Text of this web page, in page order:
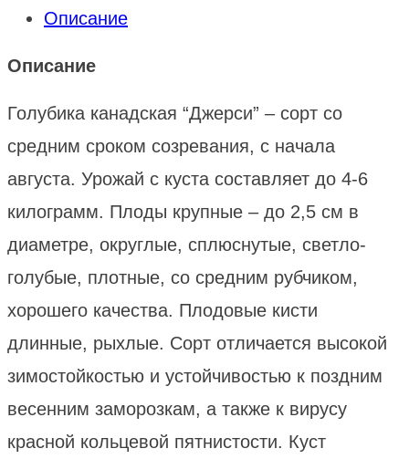
Описание
Описание
Голубика канадская “Джерси” – сорт со
средним сроком созревания, с начала
августа. Урожай с куста составляет до 4-6
килограмм. Плоды крупные – до 2,5 см в
диаметре, округлые, сплюснутые, светло-
голубые, плотные, со средним рубчиком,
хорошего качества. Плодовые кисти
длинные, рыхлые. Сорт отличается высокой
зимостойкостью и устойчивостью к поздним
весенним заморозкам, а также к вирусу
красной кольцевой пятнистости. Куст